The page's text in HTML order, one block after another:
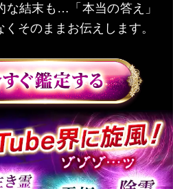
な結末も…「本当の答え」
くそのままお伝えします。